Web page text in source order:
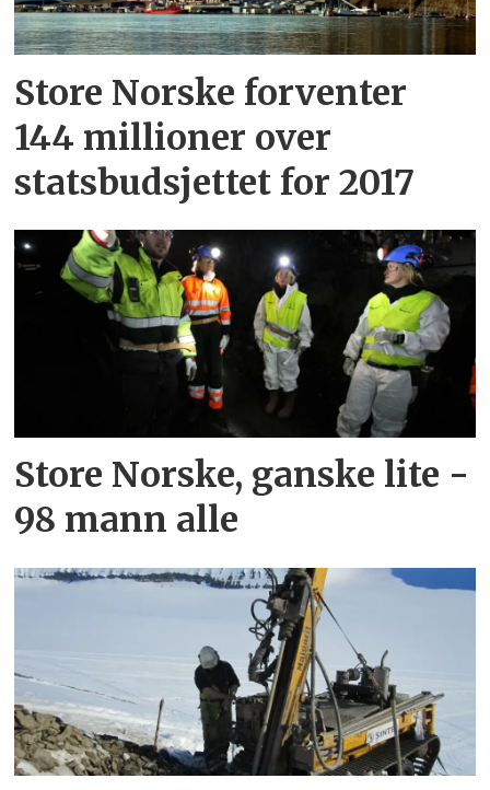
Store Norske forventer
144 millioner over
statsbudsjettet for 2017
Store Norske, ganske lite -
98 mann alle